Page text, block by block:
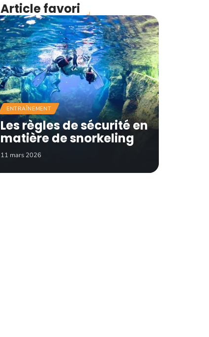
Article favori
ENTRAÎNEMENT
Les règles de sécurité en
matière de snorkeling
11 mars 2026